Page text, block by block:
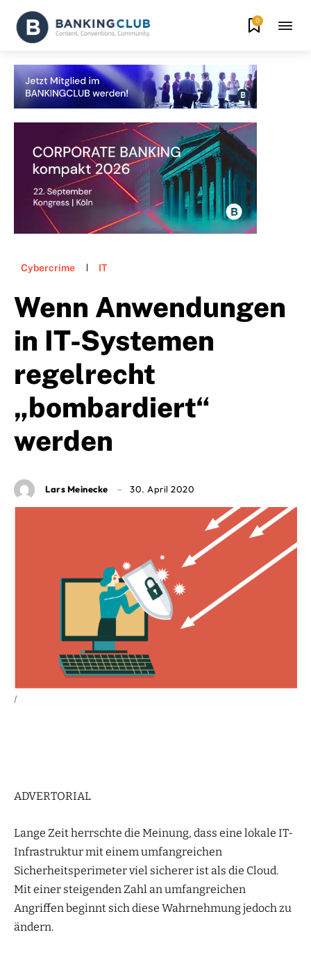
0
Cybercrime IT
Wenn Anwendungen
in IT-Systemen
regelrecht
„bombardiert“
werden
Lars Meinecke 30. April 2020
|
ADVERTORIAL
Lange Zeit herrschte die Meinung, dass eine lokale IT-
Infrastruktur mit einem umfangreichen
Sicherheitsperimeter viel sicherer ist als die Cloud.
Mit einer steigenden Zahl an umfangreichen
Angriffen beginnt sich diese Wahrnehmung jedoch zu
ändern.